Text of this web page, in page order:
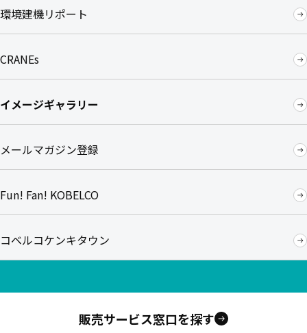
環境建機リポート
CRANEs
イメージギャラリー
メールマガジン登録
Fu n! Fan! KOBELCO
コベルコケンキタウン
販売サービス窓口を探す